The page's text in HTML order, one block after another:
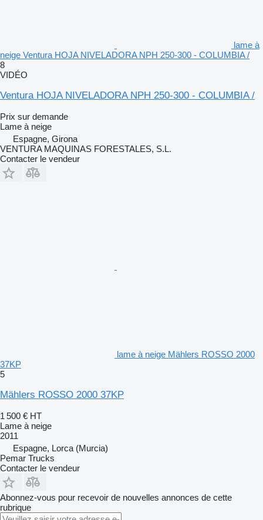
lame à
neige Ventura HOJA NIVELADORA NPH 250-300 - COLUMBIA /
8
VIDÉO
Ventura HOJA NIVELADORA NPH 250-300 - COLUMBIA /
Prix sur demande
Lame à neige
Espagne, Girona
VENTURA MAQUINAS FORESTALES, S.L.
Contacter le vendeur
lame à neige Mählers ROSSO 2000
37KP
5
Mählers ROSSO 2000 37KP
1 500 € HT
Lame à neige
2011
Espagne, Lorca (Murcia)
Pemar Trucks
Contacter le vendeur
Abonnez-vous pour recevoir de nouvelles annonces de cette
rubrique